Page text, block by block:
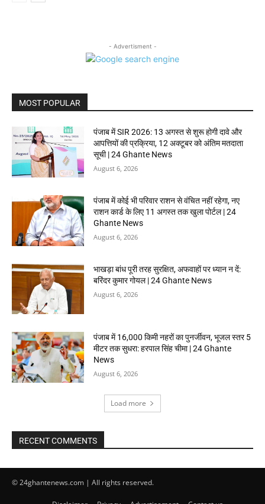
- Advertisment -
MOST POPULAR
पंजाब में SIR 2026: 13 अगस्त से शुरू होगी दावे और
आपत्तियों की प्रक्रिया, 12 अक्टूबर को अंतिम मतदाता
सूची | 24 Ghante News
August 6, 2026
पंजाब में कोई भी परिवार राशन से वंचित नहीं रहेगा, नए
राशन कार्ड के लिए 11 अगस्त तक खुला पोर्टल | 24
Ghante News
August 6, 2026
भाखड़ा बांध पूरी तरह सुरक्षित, अफवाहों पर ध्यान न दें:
बरिंदर कुमार गोयल | 24 Ghante News
August 6, 2026
पंजाब में 16,000 किमी नहरों का पुनर्जीवन, भूजल स्तर 5
मीटर तक सुधरा: हरपाल सिंह चीमा | 24 Ghante
News
August 6, 2026
Load more
RECENT COMMENTS
© 24ghantenews.com | All rights reserved.